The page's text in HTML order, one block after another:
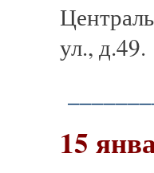
ул., д.49.
15